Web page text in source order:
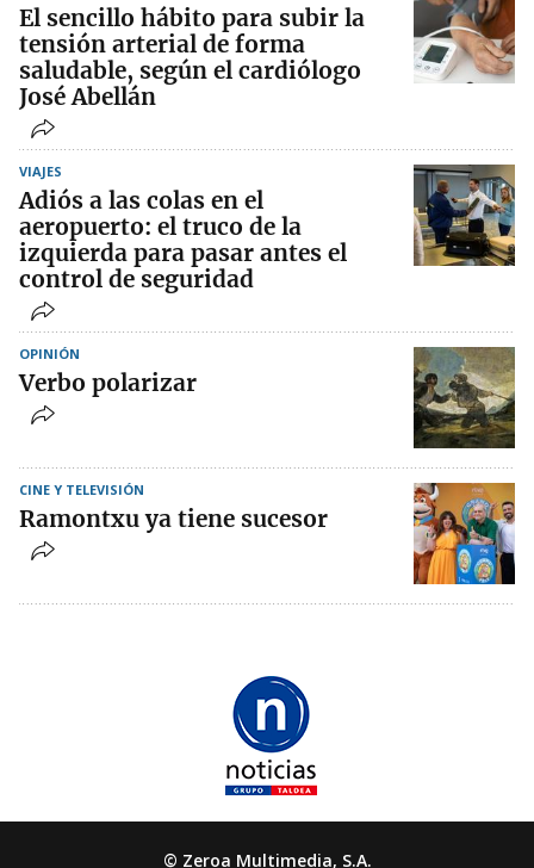
El sencillo hábito para subir la
tensión arterial de forma
saludable, según el cardiólogo
José Abellán
VIAJES
Adiós a las colas en el
aeropuerto: el truco de la
izquierda para pasar antes el
control de seguridad
OPINIÓN
Verbo polarizar
CINE Y TELEVISIÓN
Ramontxu ya tiene sucesor
© Zeroa Multimedia, S.A.